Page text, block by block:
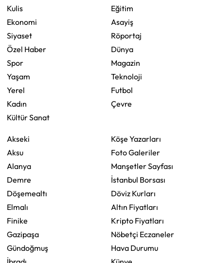
Kulis
Ekonomi
Siyaset
Özel Haber
Spor
Yaşam
Yerel
Kadın
Kültür Sanat
Eğitim
Asayiş
Röportaj
Dünya
Magazin
Teknoloji
Futbol
Çevre
Akseki
Aksu
Alanya
Demre
Döşemealtı
Elmalı
Finike
Gazipaşa
Gündoğmuş
Köşe Yazarları
Foto Galeriler
Manşetler Sayfası
İstanbul Borsası
Döviz Kurları
Altın Fiyatları
Kripto Fiyatları
Nöbetçi Eczaneler
Hava Durumu